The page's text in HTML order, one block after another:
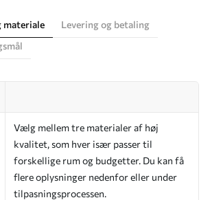
materiale
Levering og betaling
Vælg mellem tre materialer af høj
kvalitet, som hver især passer til
forskellige rum og budgetter. Du kan få
flere oplysninger nedenfor eller under
tilpasningsprocessen.